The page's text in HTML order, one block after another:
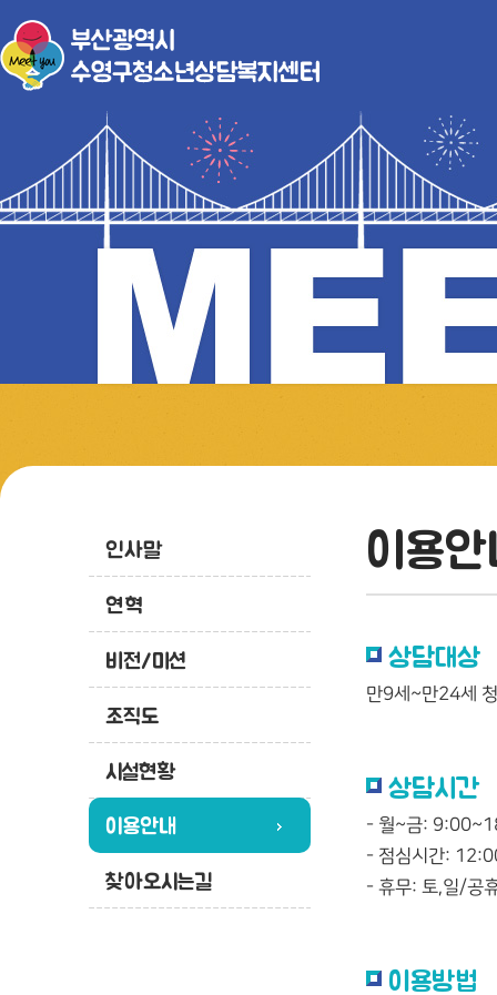
인사말
연혁
비전/미션
조직도
시설현황
이용안내
찾아오시는길
이용
상담대상
만9세~만24세
상담시간
- 월~금:
- 점심시간:
- 휴무: 토,일/공
이용방법